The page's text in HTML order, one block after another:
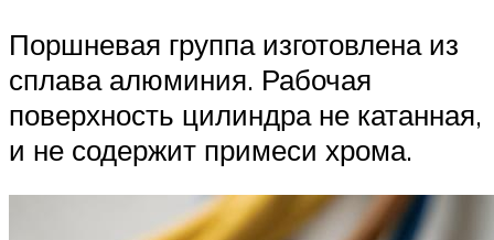
Поршневая группа изготовлена из
сплава алюминия. Рабочая
поверхность цилиндра не катанная,
и не содержит примеси хрома.